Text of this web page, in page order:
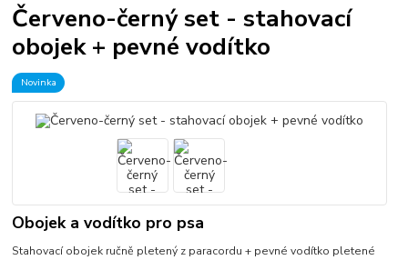
Červeno-černý set - stahovací
obojek + pevné vodítko
Novinka
Obojek a vodítko pro psa
Stahovací obojek ručně pletený z paracordu + pevné vodítko pletené